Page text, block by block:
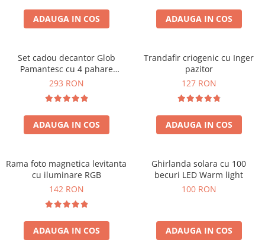
Cadouri Fete
Pentru Copilul din tine
Cadouri de Casa Noua
Cadouri Majorat
Cadouri pentru Nasi
Cadouri pentru Bunici
Cadouri pentru Prieteni
Cel ce are tot
Cadouri Nunta si Cununie civila
Cani si Termosuri
Jocuri si Puzzle
Seturi de caligrafie
Cadouri Sfantul Alexandru
Cadouri Constantin si Elena
Cadouri Sfanta Maria
Cadouri Sfintii Mihail si Gavriil
ADAUGA IN COS ADAUGA IN COS
Set cadou decantor Glob
Pamantesc cu 4 pahare
Deluxe
293 RON
ADAUGA IN COS
Trandafir criogenic cu Inger
pazitor
127 RON
ADAUGA IN COS
Rama foto magnetica levitanta
cu iluminare RGB
142 RON
ADAUGA IN COS
Ghirlanda solara cu 100
becuri LED Warm light
100 RON
ADAUGA IN COS